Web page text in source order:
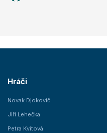
Hráči
Novak Djokovič
Jiří Lehečka
Petra Kvitová